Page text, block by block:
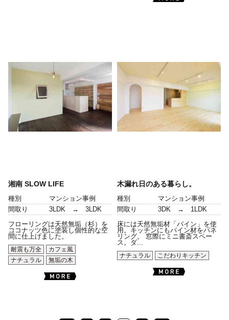
湘南 SLOW LIFE
種別
マンション事例
間取り
3LDK → 3LDK
フローリングは天然無垢（杉）を
ココナッツ色に塗装し個性的な空
間に仕上げました。
耐震も万全
カフェ風
ナチュラル
無垢の木
木漏れ日のある暮らし。
種別
マンション事例
間取り
3DK → 1LDK
床には天然無垢材「パイン」を使
用。キッチンにもパイン材をパネ
リング。 窓際にミニ書斎スペー
ス。ダ...
ナチュラル
こだわりキッチン